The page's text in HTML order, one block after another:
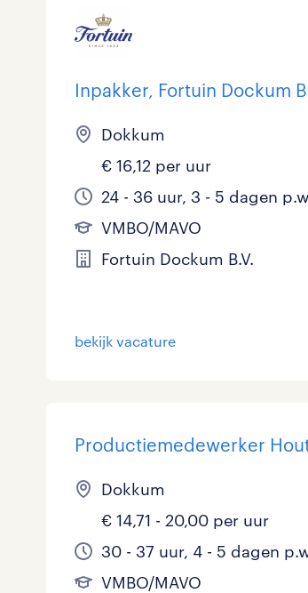
Inpakker, Fortuin Dockum
Dokkum
€ 16,12 per uur
24 - 36 uur, 3 - 5 dagen
VMBO/MAVO
Fortuin Dockum B.V.
bekijk vacature
Productiemedewerker
Dokkum
€ 14,71 - 20,00 per uur
30 - 37 uur, 4 - 5 dagen
VMBO/MAVO